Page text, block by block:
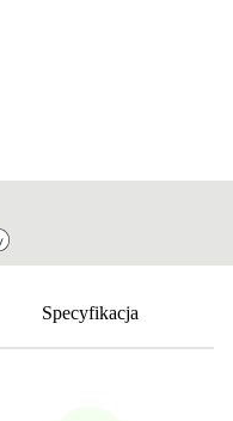
Specyfikacja